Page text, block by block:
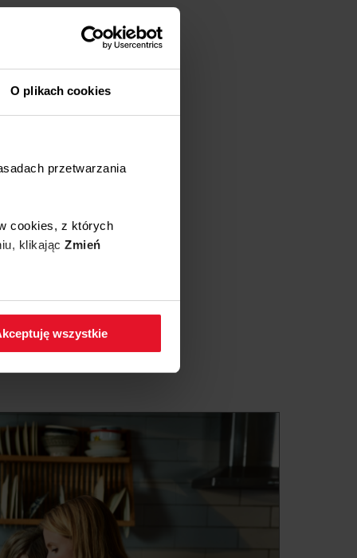
O plikach cookies
przetwarzania
cookies, z których
klikając Zmień
zakładkęPolityka
wszystkie